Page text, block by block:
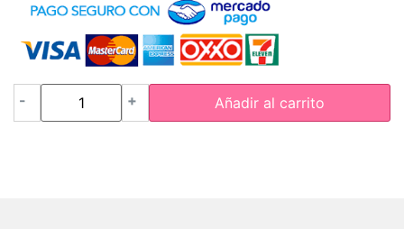
- + Añadir al carrito